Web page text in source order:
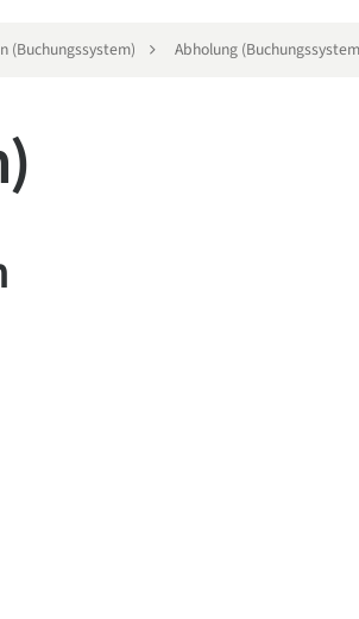
(Buchungssystem) Abholung